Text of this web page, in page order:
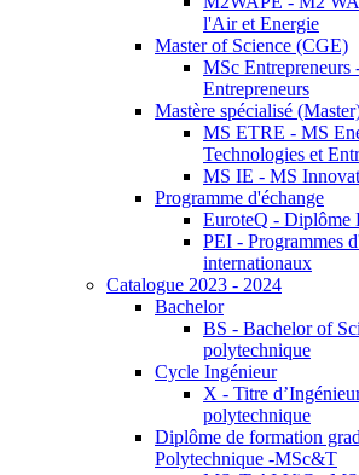
l'Air et Energie
Master of Science (CGE)
MSc
Entrepreneurs
Mastère spécialisé
MS ETRE - MS
Technologies et
MS IE - MS
Programme d'échange
EuroteQ - Diplôme
PEI - Programmes
internationaux
Catalogue 2023 - 2024
Bachelor
BS - Bachelor of
polytechnique
Cycle Ingénieur
X - Titre
polytechnique
Diplôme de formation
Polytechnique -MSc&T